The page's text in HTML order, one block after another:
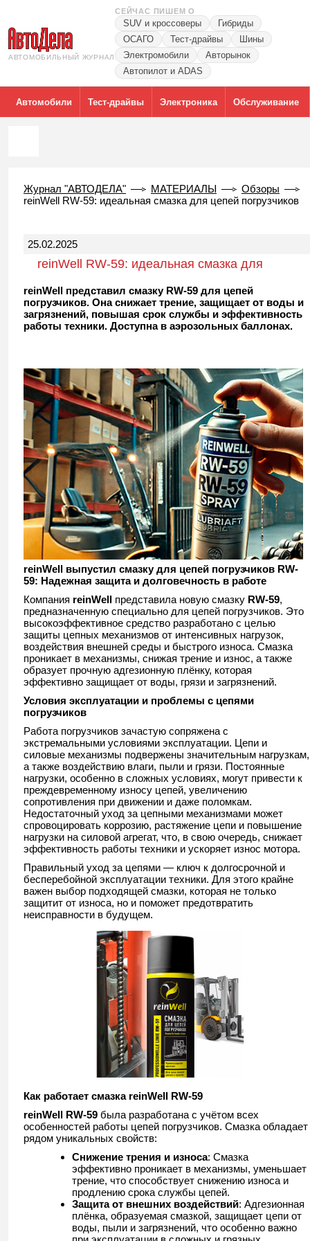
АВТОМОБИЛЬНЫЙ ЖУРНАЛ
СЕЙЧАС ПИШЕМ О
SUV и кроссоверы
Гибриды
ОСАГО
Тест-драйвы
Шины
Электромобили
Авторынок
Автопилот и ADAS
Автомобили Тест-драйвы Электроника Обслуживание
Журнал "АВТОДЕЛА" МАТЕРИАЛЫ
Обзоры
reinWell RW-59: идеальная смазка для цепей погрузчиков
25.02.2025
reinWell RW-59: идеальная смазка для
цепей погрузчиков
reinWell представил смазку RW-59 для цепей
погрузчиков. Она снижает трение, защищает от воды и
загрязнений, повышая срок службы и эффективность
работы техники. Доступна в аэрозольных баллонах.
reinWell выпустил смазку для цепей погрузчиков RW-
59: Надежная защита и долговечность в работе
Компания reinWell представила новую смазку RW-59,
предназначенную специально для цепей погрузчиков. Это
высокоэффективное средство разработано с целью
защиты цепных механизмов от интенсивных нагрузок,
воздействия внешней среды и быстрого износа. Смазка
проникает в механизмы, снижая трение и износ, а также
образует прочную адгезионную плёнку, которая
эффективно защищает от воды, грязи и загрязнений.
Условия эксплуатации и проблемы с цепями
погрузчиков
Работа погрузчиков зачастую сопряжена с
экстремальными условиями эксплуатации. Цепи и
силовые механизмы подвержены значительным нагрузкам,
а также воздействию влаги, пыли и грязи. Постоянные
нагрузки, особенно в сложных условиях, могут привести к
преждевременному износу цепей, увеличению
сопротивления при движении и даже поломкам.
Недостаточный уход за цепными механизмами может
спровоцировать коррозию, растяжение цепи и повышение
нагрузки на силовой агрегат, что, в свою очередь, снижает
эффективность работы техники и ускоряет износ мотора.
Правильный уход за цепями — ключ к долгосрочной и
бесперебойной эксплуатации техники. Для этого крайне
важен выбор подходящей смазки, которая не только
защитит от износа, но и поможет предотвратить
неисправности в будущем.
Как работает смазка reinWell RW-59
reinWell RW-59 была разработана с учётом всех
особенностей работы цепей погрузчиков. Смазка обладает
рядом уникальных свойств:
Снижение трения и износа: Смазка
эффективно проникает в механизмы, уменьшает
трение, что способствует снижению износа и
продлению срока службы цепей.
Защита от внешних воздействий: Адгезионная
плёнка, образуемая смазкой, защищает цепи от
воды, пыли и загрязнений, что особенно важно